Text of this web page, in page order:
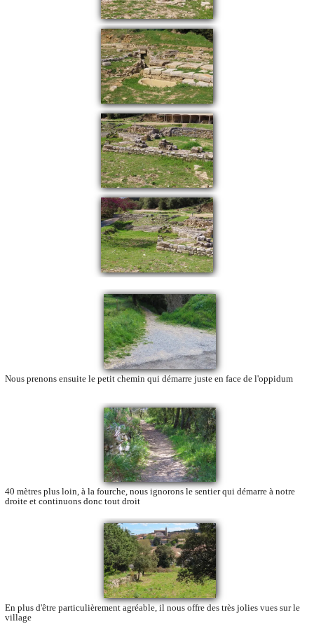
Nous prenons ensuite le petit chemin qui démarre juste en face de l'oppidum
40 mètres plus loin, à la fourche, nous ignorons le sentier qui démarre à notre
droite et continuons donc tout droit
En plus d'être particulièrement agréable, il nous offre des très jolies vues sur le
village